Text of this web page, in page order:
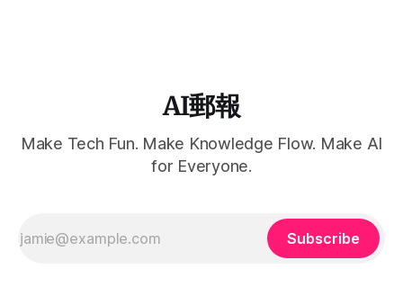
AI郵報
Make Tech Fun. Make Knowledge Flow. Make AI
for Everyone.
Subscribe